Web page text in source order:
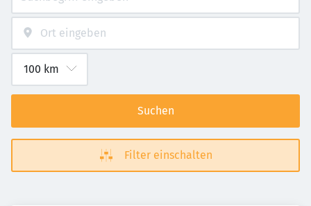
Suchen
Filter einschalten